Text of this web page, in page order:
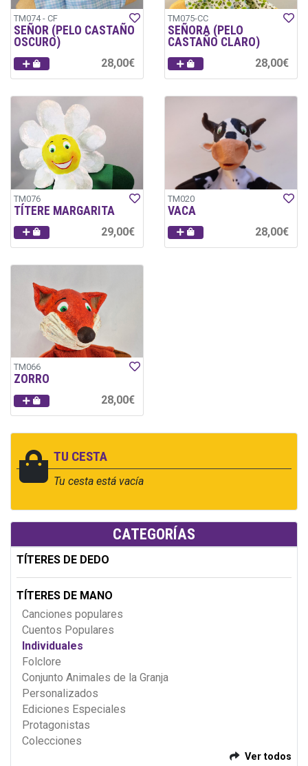
TU CESTA
Tu cesta está vacía
CATEGORÍAS
TÍTERES DE DEDO
TÍTERES DE MANO
Canciones populares
Cuentos Populares
Individuales
Folclore
Conjunto Animales de la Granja
Personalizados
Ediciones Especiales
Protagonistas
Colecciones
Ver todos
TM074 - CF
SEÑOR (PELO CASTAÑO
OSCURO)
28,00€
TM075-CC
SEÑORA (PELO
CASTAÑO CLARO)
28,00€
TM076
TÍTERE MARGARITA
29,00€
TM020
VACA
28,00€
TM066
ZORRO
28,00€